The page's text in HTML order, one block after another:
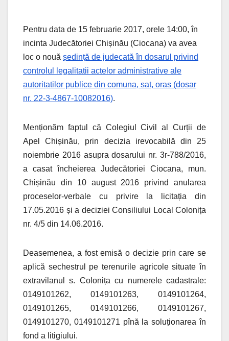
Pentru data de 15 februarie 2017, orele 14:00, în
incinta Judecătoriei Chișinău (Ciocana) va avea
loc o nouă ședință de judecată în dosarul privind
controlul legalitatii actelor administrative ale
autoritatilor publice din comuna, sat, oras (dosar
nr. 22-3-4867-10082016).
Menționăm faptul că Colegiul Civil al Curții de
Apel Chișinău, prin decizia irevocabilă din 25
noiembrie 2016 asupra dosarului nr. 3r-788/2016,
a casat încheierea Judecătoriei Ciocana, mun.
Chișinău din 10 august 2016 privind anularea
proceselor-verbale cu privire la licitația din
17.05.2016 și a deciziei Consiliului Local Colonița
nr. 4/5 din 14.06.2016.
Deasemenea, a fost emisă o decizie prin care se
aplică sechestrul pe terenurile agricole situate în
extravilanul s. Colonița cu numerele cadastrale:
0149101262, 0149101263, 0149101264,
0149101265, 0149101266, 0149101267,
0149101270, 0149101271 pînă la soluționarea în
fond a litigiului.